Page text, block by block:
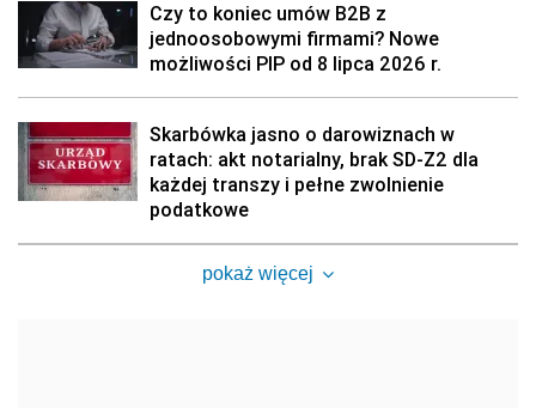
Czy to koniec umów B2B z
jednoosobowymi firmami? Nowe
możliwości PIP od 8 lipca 2026 r.
Skarbówka jasno o darowiznach w
ratach: akt notarialny, brak SD-Z2 dla
każdej transzy i pełne zwolnienie
podatkowe
pokaż więcej